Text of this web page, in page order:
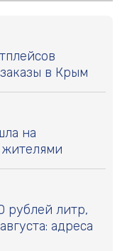
в Крым
на
рублей литр,
адреса